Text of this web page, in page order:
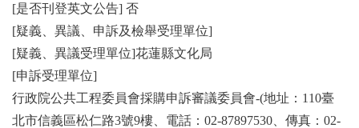
[是否刊登英文公告] 否
[疑義、異議、申訴及檢舉受理單位]
[疑義、異議受理單位]花蓮縣文化局
[申訴受理單位]
行政院公共工程委員會採購申訴審議委員會-(地址：110臺
北市信義區松仁路3號9樓、電話：02-87897530、傳真：02-